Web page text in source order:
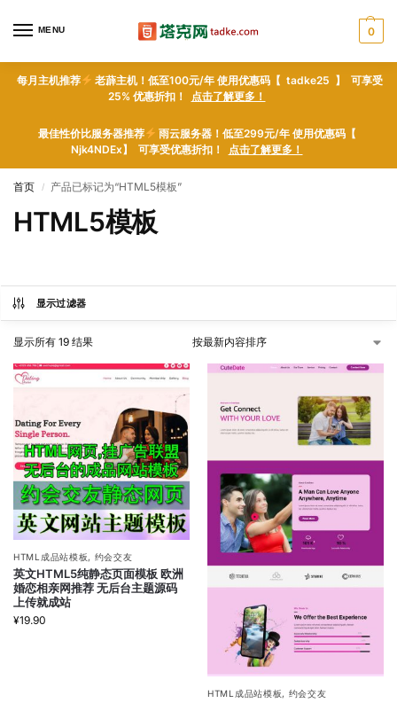
MENU 0
每月主机推荐
老薜主机！低至100元/年 使用优惠码【 tadke25 】 可享受
25% 优惠折扣！ 点击了解更多！
最佳性价比服务器推荐
雨云服务器！低至299元/年 使用优惠码【
Njk4NDEx】 可享受优惠折扣！ 点击了解更多！
首页 / 产品已标记为“HTML5模板”
HTML5模板
显示过滤器
显示所有 19 结果
HTML成品站模板, 约会交友
英文HTML5纯静态页面模板 欧洲
婚恋相亲网推荐 无后台主题源码
上传就成站
¥19.90
HTML成品站模板, 约会交友